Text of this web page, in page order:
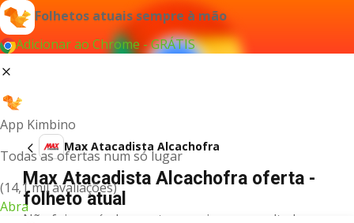
Folhetos atuais sempre à mão
Adicionar ao Chrome - GRÁTIS
App Kimbino
Todas as ofertas num só lugar
(14,1 mil avaliações)
Abra
Max Atacadista Alcachofra
Max Atacadista Alcachofra oferta -
folheto atual
Não foi possível encontrar quaisquer resultados